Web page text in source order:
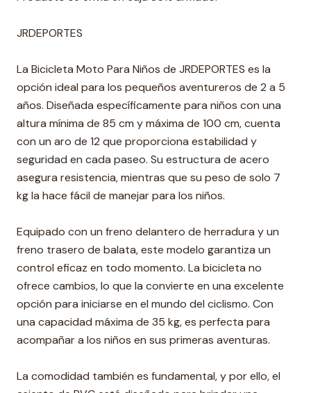
JRDEPORTES
La Bicicleta Moto Para Niños de JRDEPORTES es la
opción ideal para los pequeños aventureros de 2 a 5
años. Diseñada específicamente para niños con una
altura mínima de 85 cm y máxima de 100 cm, cuenta
con un aro de 12 que proporciona estabilidad y
seguridad en cada paseo. Su estructura de acero
asegura resistencia, mientras que su peso de solo 7
kg la hace fácil de manejar para los niños.
Equipado con un freno delantero de herradura y un
freno trasero de balata, este modelo garantiza un
control eficaz en todo momento. La bicicleta no
ofrece cambios, lo que la convierte en una excelente
opción para iniciarse en el mundo del ciclismo. Con
una capacidad máxima de 35 kg, es perfecta para
acompañar a los niños en sus primeras aventuras.
La comodidad también es fundamental, y por ello, el